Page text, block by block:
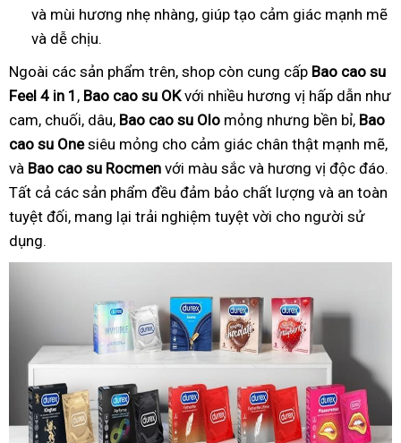
và mùi hương nhẹ nhàng, giúp tạo cảm giác mạnh mẽ
và dễ chịu.
Ngoài các sản phẩm trên, shop còn cung cấp Bao cao su
Feel 4 in 1 , Bao cao su OKvới nhiều hương vị hấp dẫn như
cam, chuối, dâu, Bao cao su Olo mỏng nhưng bền bỉ, Bao
cao su Onesiêu mỏng cho cảm giác chân thật mạnh mẽ,
và Bao cao su Rocmen với màu sắc và hương vị độc đáo.
Tất cả các sản phẩm đều đảm bảo chất lượng và an toàn
tuyệt đối, mang lại trải nghiệm tuyệt vời cho người sử
dụng.